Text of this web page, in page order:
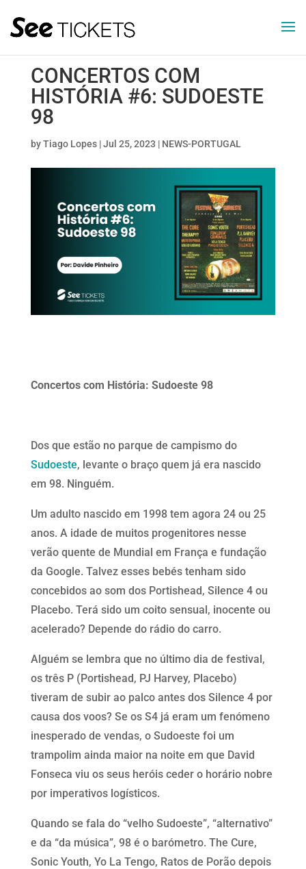
CONCERTOS COM
HISTÓRIA #6: SUDOESTE
98
byTiago Lopes|Jul 25, 2023 | NEWS-PORTUGAL
Concertos com História: Sudoeste 98
Dos que estão no parque de campismo do
Sudoeste, levante o braço quem já era nascido
em 98. Ninguém.
Um adulto nascido em 1998 tem agora 24 ou 25
anos. A idade de muitos progenitores nesse
verão quente de Mundial em França e fundação
da Google. Talvez esses bebés tenham sido
concebidos ao som dos Portishead, Silence 4 ou
Placebo. Terá sido um coito sensual, inocente ou
acelerado? Depende do rádio do carro.
Alguém se lembra que no último dia de festival,
os três P (Portishead, PJ Harvey, Placebo)
tiveram de subir ao palco antes dos Silence 4 por
causa dos voos? Se os S4 já eram um fenómeno
inesperado de vendas, o Sudoeste foi um
trampolim ainda maior na noite em que David
Fonseca viu os seus heróis ceder o horário nobre
por imperativos logísticos.
Quando se fala do “velho Sudoeste”, “alternativo”
e da “da música”, 98 é o barómetro. The Cure,
Sonic Youth, Yo La Tengo, Ratos de Porão depois